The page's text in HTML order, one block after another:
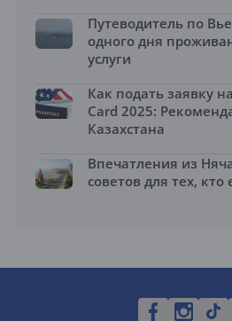
Путеводитель по
одного дня
услуги
Как подать заявку
Card 2025:
Казахстана
Впечатления из
советов для тех,